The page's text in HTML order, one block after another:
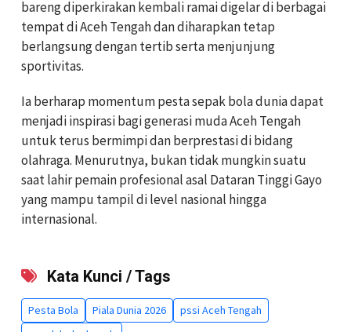
bareng diperkirakan kembali ramai digelar di berbagai
tempat di Aceh Tengah dan diharapkan tetap
berlangsung dengan tertib serta menjunjung
sportivitas.
Ia berharap momentum pesta sepak bola dunia dapat
menjadi inspirasi bagi generasi muda Aceh Tengah
untuk terus bermimpi dan berprestasi di bidang
olahraga. Menurutnya, bukan tidak mungkin suatu
saat lahir pemain profesional asal Dataran Tinggi Gayo
yang mampu tampil di level nasional hingga
internasional.
Kata Kunci / Tags
Pesta Bola Piala Dunia 2026
pssi Aceh Tengah